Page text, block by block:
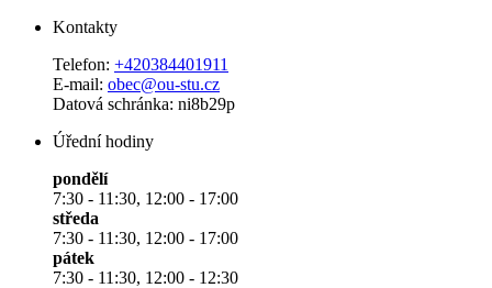
Kontakty
Telefon: +420384401911
E-mail: obec@ou-stu.cz
Datová schránka: ni8b29p
Úřední hodiny
pondělí
7:30 - 11:30, 12:00 - 17:00
středa
7:30 - 11:30, 12:00 - 17:00
pátek
7:30 - 11:30, 12:00 - 12:30